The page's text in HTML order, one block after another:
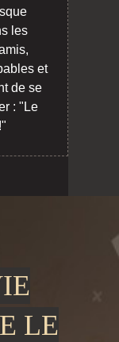
les
et
de se
: "Le
LE